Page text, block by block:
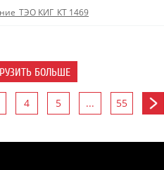
КИГ_КТ 1469
БОЛЬШЕ
4 5 ... 55